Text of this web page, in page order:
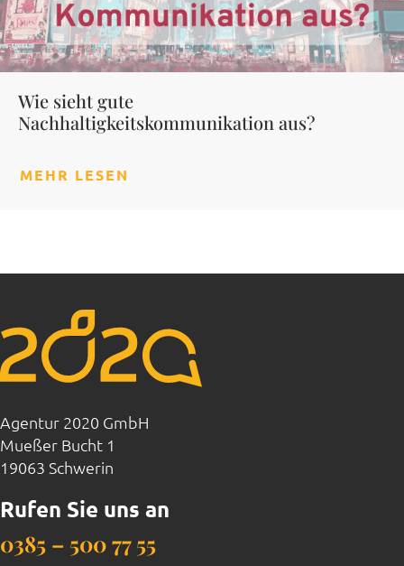
Wie sieht gute
Nachhaltigkeitskommunikation aus?
MEHR LESEN
Agentur 2020 GmbH
Mueßer Bucht 1
19063 Schwerin
Rufen Sie uns an
0385 – 500 77 55